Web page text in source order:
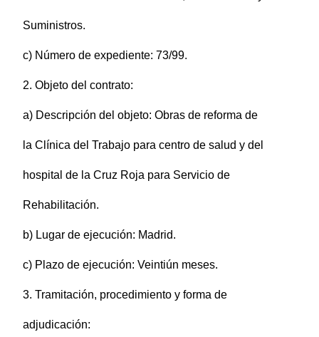
Suministros.
c) Número de expediente: 73/99.
2. Objeto del contrato:
a) Descripción del objeto: Obras de reforma de
la Clínica del Trabajo para centro de salud y del
hospital de la Cruz Roja para Servicio de
Rehabilitación.
b) Lugar de ejecución: Madrid.
c) Plazo de ejecución: Veintiún meses.
3. Tramitación, procedimiento y forma de
adjudicación: